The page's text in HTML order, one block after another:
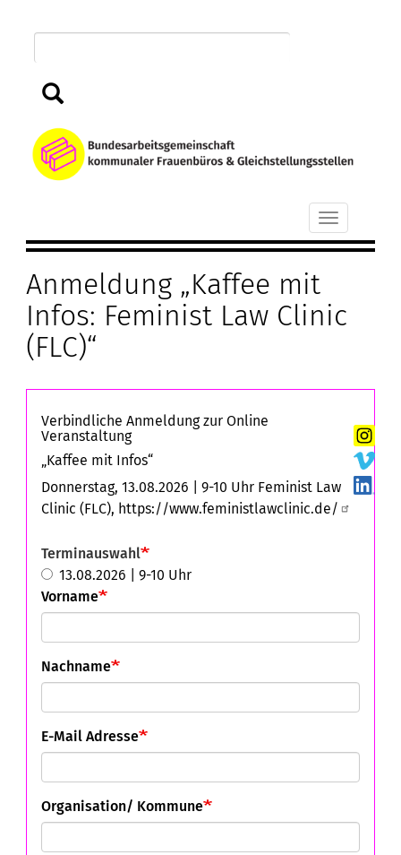
Direkt
Toggle
navigation
Anmeldung „Kaffee mit
Infos: Feminist Law Clinic
(FLC)“
Verbindliche Anmeldung zur Online
Veranstaltung
„Kaffee mit Infos“
Donnerstag, 13.08.2026 | 9-10 Uhr Feminist Law
Clinic (FLC), https://www.feministlawclinic.de/
Terminauswahl
13.08.2026 | 9-10 Uhr
Vorname
Nachname
E-Mail Adresse
Organisation/ Kommune